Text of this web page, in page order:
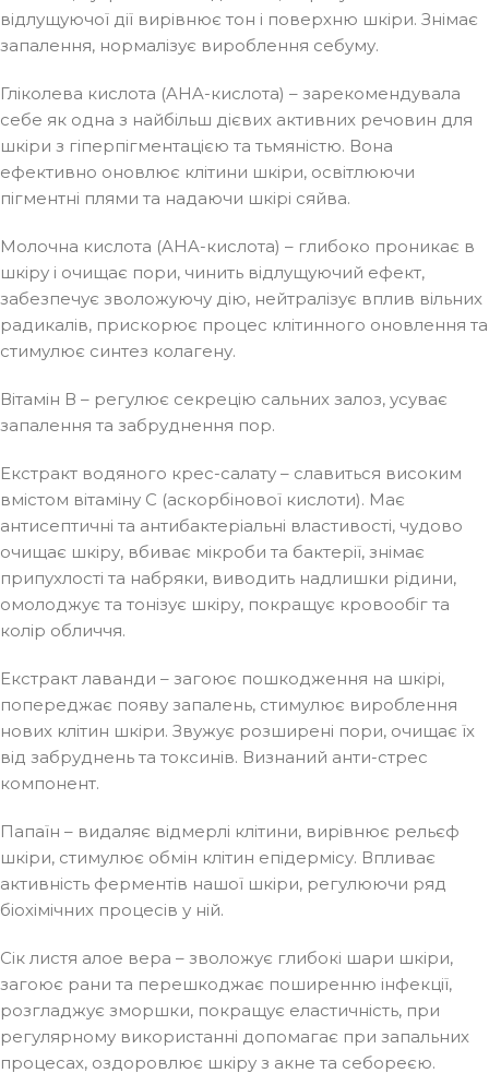
відлущуючої дії вирівнює тон і поверхню шкіри. Знімає
запалення, нормалізує вироблення себуму.
Гліколева кислота (AHA-кислота) – зарекомендувала
себе як одна з найбільш дієвих активних речовин для
шкіри з гіперпігментацією та тьмяністю. Вона
ефективно оновлює клітини шкіри, освітлюючи
пігментні плями та надаючи шкірі сяйва.
Молочна кислота (AHA-кислота) – глибоко проникає в
шкіру і очищає пори, чинить відлущуючий ефект,
забезпечує зволожуючу дію, нейтралізує вплив вільних
радикалів, прискорює процес клітинного оновлення та
стимулює синтез колагену.
Вітамін В – регулює секрецію сальних залоз, усуває
запалення та забруднення пор.
Екстракт водяного крес-салату – славиться високим
вмістом вітаміну C (аскорбінової кислоти). Має
антисептичні та антибактеріальні властивості, чудово
очищає шкіру, вбиває мікроби та бактерії, знімає
припухлості та набряки, виводить надлишки рідини,
омолоджує та тонізує шкіру, покращує кровообіг та
колір обличчя.
Екстракт лаванди – загоює пошкодження на шкірі,
попереджає появу запалень, стимулює вироблення
нових клітин шкіри. Звужує розширені пори, очищає їх
від забруднень та токсинів. Визнаний анти-стрес
компонент.
Папаїн – видаляє відмерлі клітини, вирівнює рельєф
шкіри, стимулює обмін клітин епідермісу. Впливає
активність ферментів нашої шкіри, регулюючи ряд
біохімічних процесів у ній.
Сік листя алое вера – зволожує глибокі шари шкіри,
загоює рани та перешкоджає поширенню інфекції,
розгладжує зморшки, покращує еластичність, при
регулярному використанні допомагає при запальних
процесах, оздоровлює шкіру з акне та себореєю.